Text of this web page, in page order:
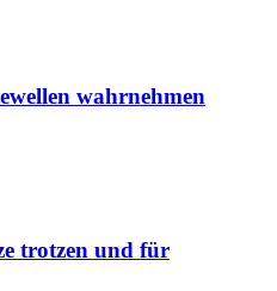
wahrnehmen
trotzen und für